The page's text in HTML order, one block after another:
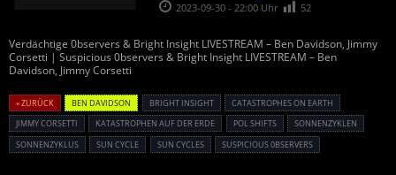
2023-09-30 - 22:00 Uhr 52
Verdächtige 0bservers & Bright Insight LIVESTREAM – Ben Davidson, Jimmy
Corsetti | Suspicious 0bservers & Bright Insight LIVESTREAM – Ben
Davidson, Jimmy Corsetti
« ZURÜCK BEN DAVIDSON BRIGHT INSIGHT
CATASTROPHES ON EARTH
JIMMY CORSETTI
KATASTROPHEN AUF DER ERDE POL SHIFTS
SONNENZYKLEN
SONNENZYKLUS
SUN CYCLE SUN CYCLES SUSPICIOUS 0BSERVERS